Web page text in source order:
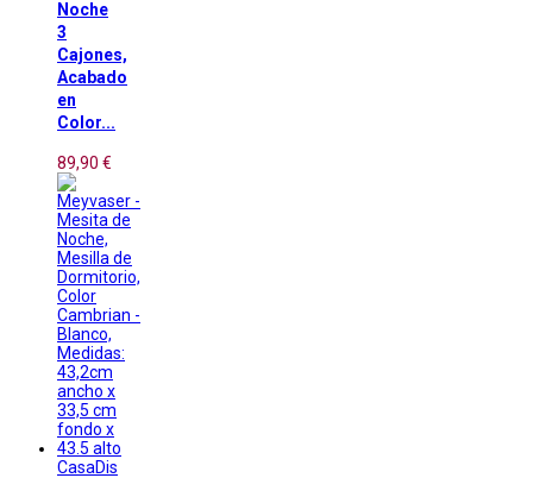
Noche
3
Cajones,
Acabado
en
Color...
89,90 €
CasaDis